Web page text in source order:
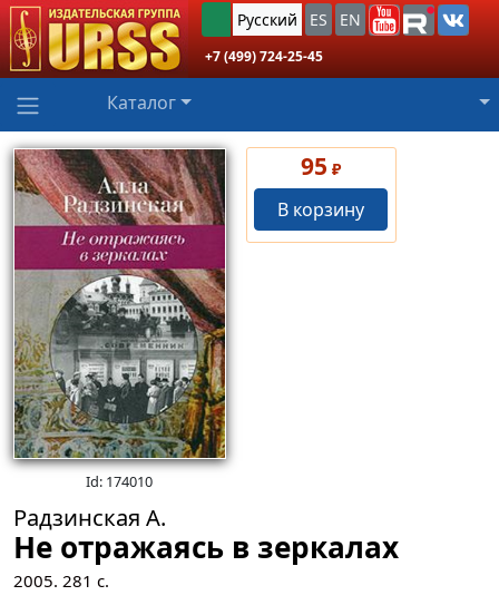
Русский ES EN
+7 (499) 724-25-45
Каталог
Id: 174010
95 ₽
В корзину
Радзинская А.
Не отражаясь в зеркалах
2005. 281 с.